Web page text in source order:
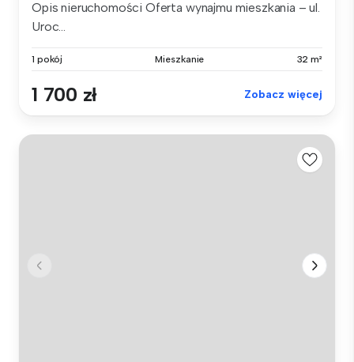
Opis nieruchomości Oferta wynajmu mieszkania – ul.
Uroc...
1 pokój Mieszkanie 32 m²
1 700 zł Zobacz więcej